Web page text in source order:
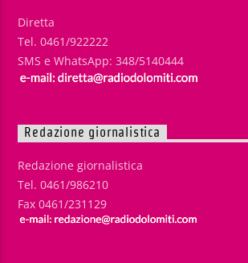
Diretta
Tel. 0461/922222
SMS e WhatsApp: 348/5140444
Redazione giornalistica
Redazione giornalistica
Tel. 0461/986210
Fax 0461/231129